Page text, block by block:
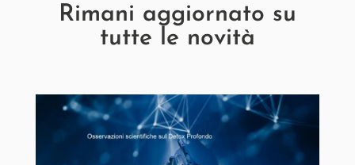
Rimani aggiornato su
tutte le novità